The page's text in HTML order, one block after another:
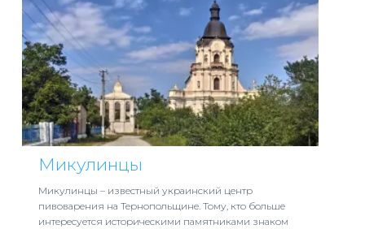
Микулинцы
Микулинцы – известный украинский центр
пивоварения на Тернопольщине. Тому, кто больше
интересуется историческими памятниками знаком